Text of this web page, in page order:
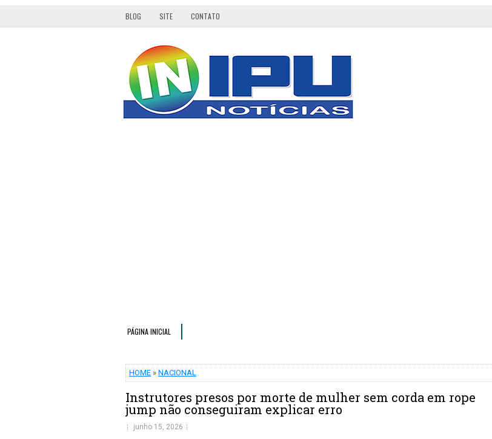
BLOG SITE CONTATO
PÁGINA INICIAL
HOME » NACIONAL
Instrutores presos por morte de mulher sem corda em rope
jump não conseguiram explicar erro
junho 15, 2026